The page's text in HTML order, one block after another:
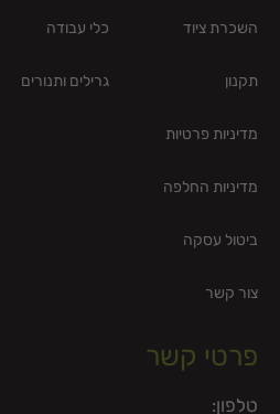
השכרת ציוד
תקנון
מדיניות פרטיות
מדיניות החלפה
ביטול עסקה
צור קשר
כלי עבודה
גרילים ותנורים
פרטי קשר
טלפון: